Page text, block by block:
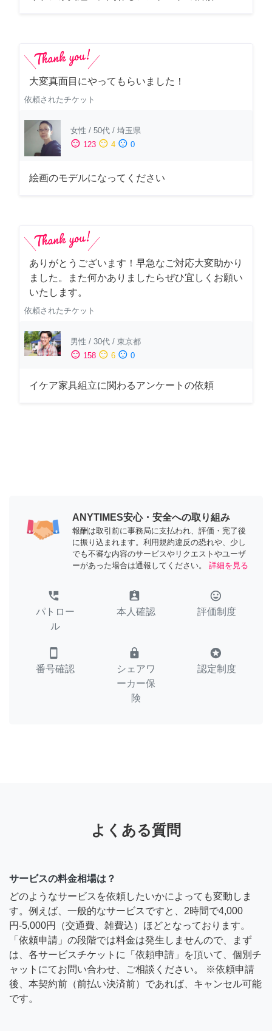
大変真面目にやってもらいました！
依頼されたチケット
女性 / 50代 / 埼玉県
sentiment_satisfied 123 sentiment_neutral 4 sentiment_dissatisfied 0
絵画のモデルになってください
ありがとうございます！早急なご対応大変助かり
ました。また何かありましたらぜひ宜しくお願い
いたします。
依頼されたチケット
男性 / 30代 / 東京都
sentiment_satisfied 158 sentiment_neutral 6 sentiment_dissatisfied 0
イケア家具組立に関わるアンケートの依頼
ANYTIMES安心・安全への取り組み
報酬は取引前に事務局に支払われ、評価・完了後
に振り込まれます。利用規約違反の恐れや、少し
でも不審な内容のサービスやリクエストやユーザ
ーがあった場合は通報してください。
詳細を見る
perm_phone_msg
パトロー
ル
assignment_ind
本人確認
tag_faces
評価制度
smartphone
番号確認
lock
シェアワ
ーカー保
険
stars
認定制度
よくある質問
サービスの料金相場は？
どのようなサービスを依頼したいかによっても変動しま
す。例えば、一般的なサービスですと、2時間で4,000
円-5,000円（交通費、雑費込）ほどとなっております。
「依頼申請」の段階では料金は発生しませんので、まず
は、各サービスチケットに「依頼申請」を頂いて、個別チ
ャットにてお問い合わせ、ご相談ください。 ※依頼申請
後、本契約前（前払い決済前）であれば、キャンセル可能
です。